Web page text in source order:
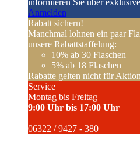
informieren Sie über
Anmelden
Rabatt sichern!
Manchmal lohnen ein paar
unsere Rabattstaffelung:
10% ab 30 Flaschen
5% ab 18 Flaschen
Rabatte gelten nicht für
Service
Montag bis Freitag
9:00 Uhr bis 17:00 Uhr
06322 / 9427 - 380